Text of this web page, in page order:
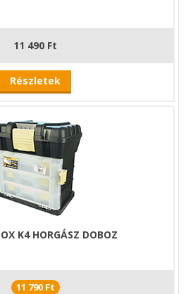
11 490 Ft
Részletek
K4 HORGÁSZ DOBOZ
11 790 Ft